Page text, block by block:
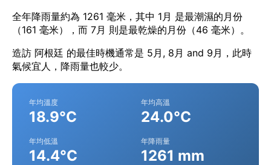
全年降雨量約為 1261 毫米，其中 1月 是最潮濕的月份
（161 毫米），而 7月 則是最乾燥的月份（46 毫米）。
造訪 阿根廷 的最佳時機通常是 5月, 8月 and 9月，此時
氣候宜人，降雨量也較少。
年均溫度
18.9°C
年均高溫
24.0°C
年均低溫
14.4°C
年降雨量
1261 mm